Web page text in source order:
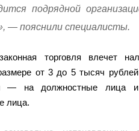
подрядной
— пояснили специалисты.
торговля влечет
от 3 до 5 тысяч
— на должностные
лица.